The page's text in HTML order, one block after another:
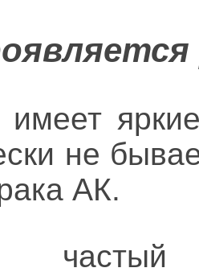
не
АК.